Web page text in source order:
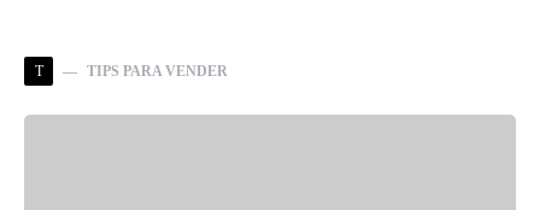
T TIPS PARA VENDER